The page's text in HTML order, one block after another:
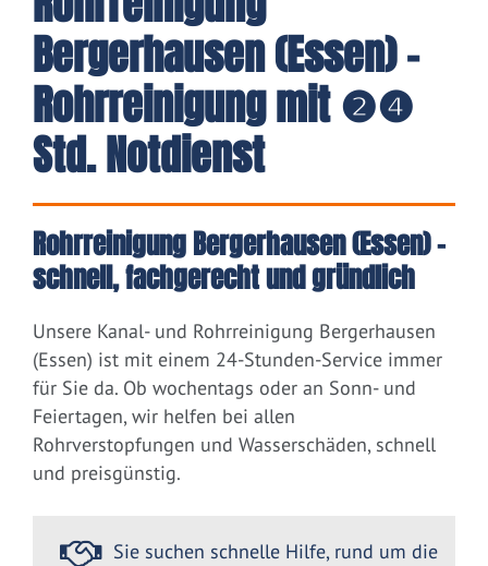
Bergerhausen (Essen) -
Rohrreinigung mit ❷❹
Std. Notdienst
Rohrreinigung Bergerhausen (Essen) –
schnell, fachgerecht und gründlich
Unsere Kanal- und Rohrreinigung Bergerhausen
(Essen) ist mit einem 24-Stunden-Service immer
für Sie da. Ob wochentags oder an Sonn- und
Feiertagen, wir helfen bei allen
Rohrverstopfungen und Wasserschäden, schnell
und preisgünstig.
Sie suchen schnelle Hilfe, rund um die